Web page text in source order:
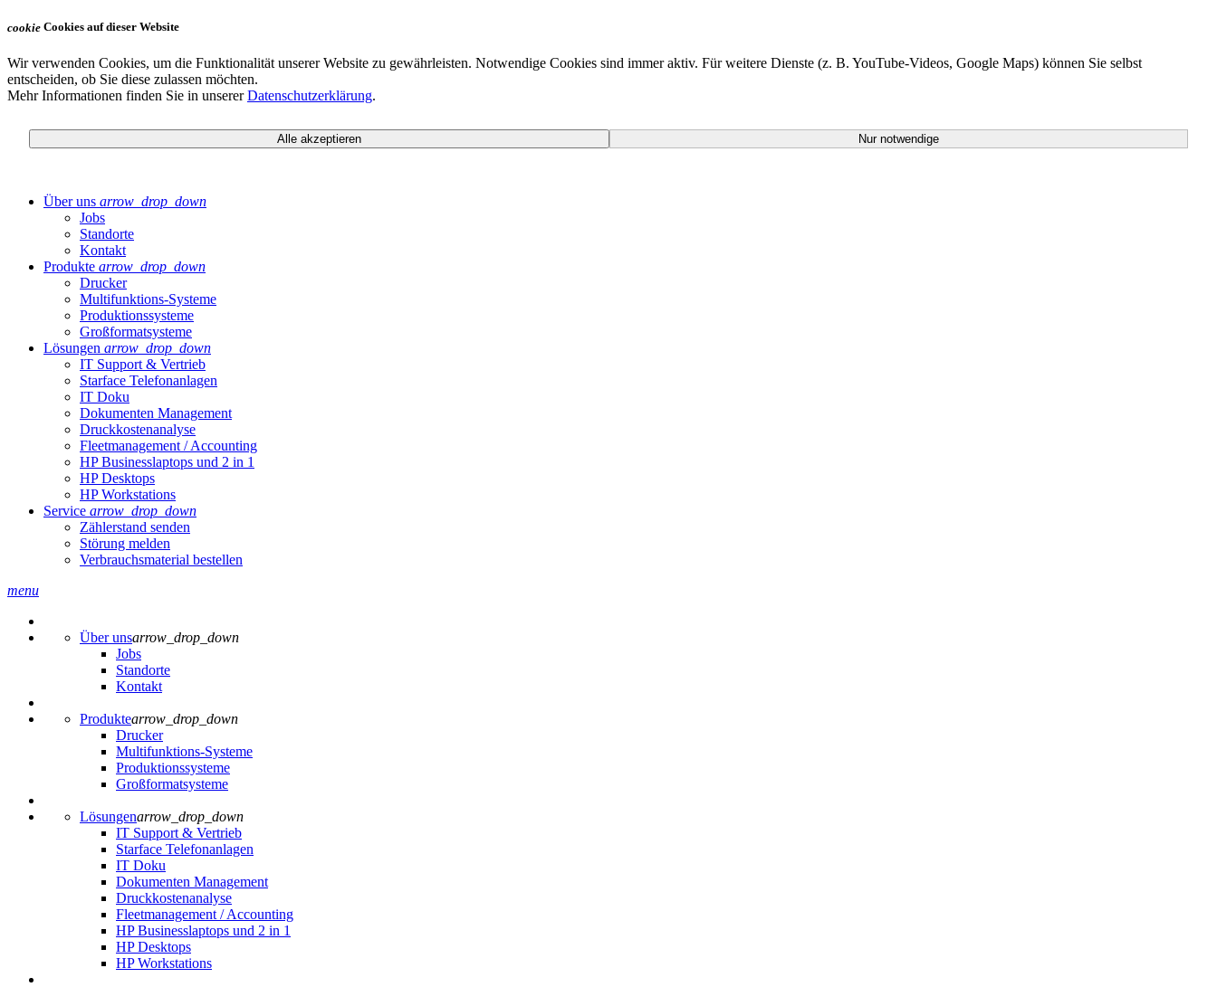
cookie Cookies auf dieser Website
Wir verwenden Cookies, um die Funktionalität unserer Website zu gewährleisten. Notwendige Cookies sind immer aktiv. Für weitere Dienste (z. B. YouTube-Videos, Google Maps) können Sie selbst
entscheiden, ob Sie diese zulassen möchten.
Mehr Informationen finden Sie in unsererDatenschutzerklärung.
Alle akzeptieren Nur notwendige
Über uns arrow_drop_down
Jobs
Standorte
Kontakt
Produkte arrow_drop_down
Drucker
Multifunktions-Systeme
Produktionssysteme
Großformatsysteme
Lösungen arrow_drop_down
IT Support & Vertrieb
Starface Telefonanlagen
IT Doku
Dokumenten Management
Druckkostenanalyse
Fleetmanagement / Accounting
HP Businesslaptops und 2 in 1
HP Desktops
HP Workstations
Service arrow_drop_down
Zählerstand senden
Störung melden
Verbrauchsmaterial bestellen
menu
Über unsarrow_drop_down
Jobs
Standorte
Kontakt
Produktearrow_drop_down
Drucker
Multifunktions-Systeme
Produktionssysteme
Großformatsysteme
Lösungenarrow_drop_down
IT Support & Vertrieb
Starface Telefonanlagen
IT Doku
Dokumenten Management
Druckkostenanalyse
Fleetmanagement / Accounting
HP Businesslaptops und 2 in 1
HP Desktops
HP Workstations